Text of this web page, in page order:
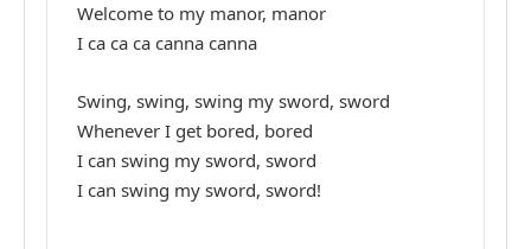
Welcome to my manor, manor
I ca ca ca canna canna
Swing, swing, swing my sword, sword
Whenever I get bored, bored
I can swing my sword, sword
I can swing my sword, sword!